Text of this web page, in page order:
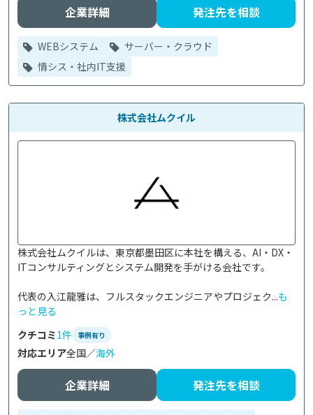
企業詳細 発注先を相談
WEBシステム
サーバー・クラウド
情シス・社内IT支援
株式会社ムクイル
株式会社ムクイルは、東京都墨田区に本社を構える、AI・DX・
ITコンサルティングとシステム開発を手がける会社です。
代表の入江龍雅は、フルスタックエンジニアやプロジェク...も
っと見る
クチコミ1件 事例有り
対応エリア全国／海外
企業詳細 発注先を相談